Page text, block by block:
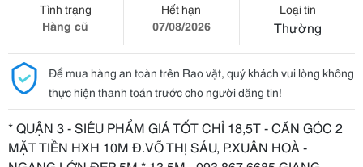
Tình trạng
Hàng cũ
Hết hạn
07/08/2026
Loại tin
Thường
Để mua hàng an toàn trên Rao vặt, quý khách vui lòng không
thực hiện thanh toán trước cho người đăng tin!
* QUẬN 3 - SIÊU PHẨM GIÁ TỐT CHỈ 18,5T - CĂN GÓC 2
MẶT TIỀN HXH 10M Đ.VÕ THỊ SÁU, P.XUÂN HOÀ -